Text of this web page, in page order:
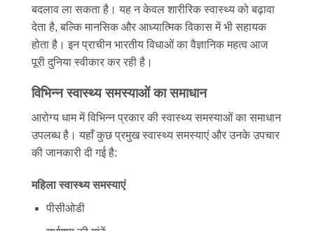
बदलाव ला सकता है। यह न केवल शारीरिक स्वास्थ्य को बढ़ावा
देता है, बल्कि मानसिक और आध्यात्मिक विकास में भी सहायक
होता है। इन प्राचीन भारतीय विधाओं का वैज्ञानिक महत्व आज
पूरी दुनिया स्वीकार कर रही है।
विभिन्न स्वास्थ्य समस्याओं का समाधान
आरोग्य धाम में विभिन्न प्रकार की स्वास्थ्य समस्याओं का समाधान
उपलब्ध है। यहाँ कुछ प्रमुख स्वास्थ्य समस्याएं और उनके उपचार
की जानकारी दी गई है:
महिला स्वास्थ्य समस्याएं
पीसीओडी